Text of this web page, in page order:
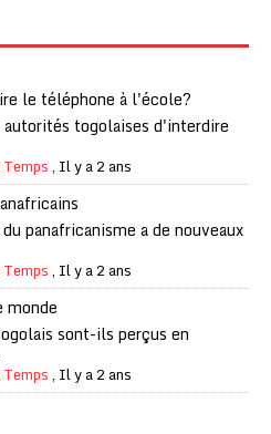
le téléphone à l'école?
autorités togolaises d'interdire
, Il y a 2 ans
panafricanisme a de nouveaux
, Il y a 2 ans
monde
sont-ils perçus en
, Il y a 2 ans